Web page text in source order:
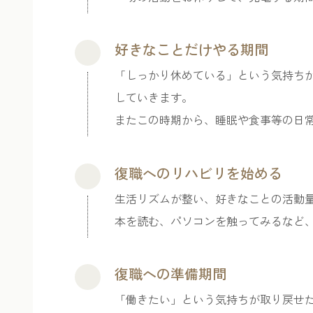
好きなことだけやる期間
「しっかり休めている」という気持
していきます。
またこの時期から、睡眠や食事等の
復職へのリハビリを始める
生活リズムが整い、好きなことの活動
本を読む、パソコンを触ってみるなど
復職への準備期間
「働きたい」という気持ちが取り戻